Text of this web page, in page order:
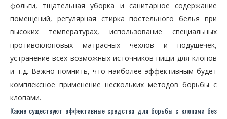
фольги, тщательная уборка и санитарное содержание
помещений, регулярная стирка постельного белья при
высоких температурах, использование специальных
противоклоповых матрасных чехлов и подушечек,
устранение всех возможных источников пищи для клопов
и т.д. Важно помнить, что наиболее эффективным будет
комплексное применение нескольких методов борьбы с
клопами.
Какие существуют эффективные средства для борьбы с клопами без